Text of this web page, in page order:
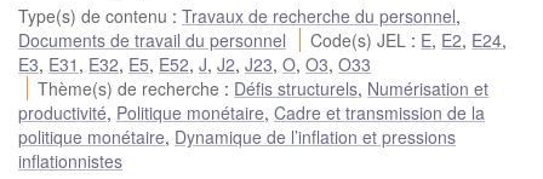
Type(s) de contenu : Travaux de recherche du personnel,
Documents de travail du personnel
Code(s) JEL : E, E2, E24,
E3, E31 , E32, E5, E52, J, J2, J23, O, O3, O33
Thème(s) de recherche : Défis structurels, Numérisation et
productivité, Politique monétaire, Cadre et transmission de la
politique monétaire, Dynamique de l’inflation et pressions
inflationnistes